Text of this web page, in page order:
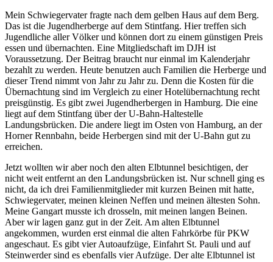
Mein Schwiegervater fragte nach dem gelben Haus auf dem Berg.
Das ist die Jugendherberge auf dem Stintfang. Hier treffen sich
Jugendliche aller Völker und können dort zu einem günstigen Preis
essen und übernachten. Eine Mitgliedschaft im DJH ist
Voraussetzung. Der Beitrag braucht nur einmal im Kalenderjahr
bezahlt zu werden. Heute benutzen auch Familien die Herberge und
dieser Trend nimmt von Jahr zu Jahr zu. Denn die Kosten für die
Übernachtung sind im Vergleich zu einer Hotelübernachtung recht
preisgünstig. Es gibt zwei Jugendherbergen in Hamburg. Die eine
liegt auf dem Stintfang über der U-Bahn-Haltestelle
Landungsbrücken. Die andere liegt im Osten von Hamburg, an der
Horner Rennbahn, beide Herbergen sind mit der U-Bahn gut zu
erreichen.
Jetzt wollten wir aber noch den alten Elbtunnel besichtigen, der
nicht weit entfernt an den Landungsbrücken ist. Nur schnell ging es
nicht, da ich drei Familienmitglieder mit kurzen Beinen mit hatte,
Schwiegervater, meinen kleinen Neffen und meinen ältesten Sohn.
Meine Gangart musste ich drosseln, mit meinen langen Beinen.
Aber wir lagen ganz gut in der Zeit. Am alten Elbtunnel
angekommen, wurden erst einmal die alten Fahrkörbe für PKW
angeschaut. Es gibt vier Autoaufzüge, Einfahrt St. Pauli und auf
Steinwerder sind es ebenfalls vier Aufzüge. Der alte Elbtunnel ist